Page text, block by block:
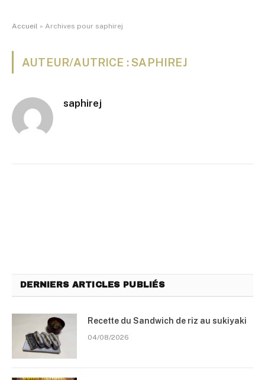
Accueil » Archives pour saphirej
AUTEUR/AUTRICE : SAPHIREJ
saphirej
DERNIERS ARTICLES PUBLIÉS
Recette du Sandwich de riz au sukiyaki
04/08/2026